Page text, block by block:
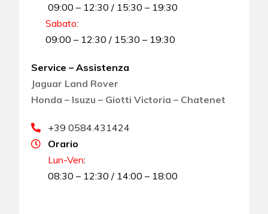
09:00 – 12:30 / 15:30 – 19:30
Sabato:
09:00 – 12:30 / 15:30 – 19:30
Service – Assistenza
Jaguar Land Rover
Honda – Isuzu – Giotti Victoria – Chatenet
+39 0584.431424
Orario
Lun-Ven:
08:30 – 12:30 / 14:00 – 18:00